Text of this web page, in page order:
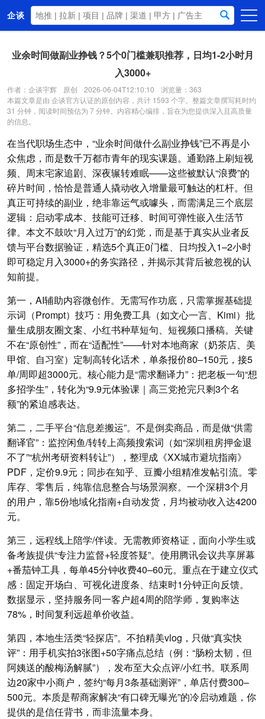
企谈
资讯动态
关于我们
业余时间做副业挣钱？5个0门槛兼职推荐，日均1-2小时月
入3000+
作者：企谈宇辉 原创 2026-06-04T12:10:10
浏览量：363
本篇文章是由 企谈官方认证的原创内容，共计 1593 个字。整篇文章撰写耗时约
31 分钟，阅读时间预估为 7 分钟。内容精心编排，旨在为您提供深入且高质量
的信息。
在当代职场生态中，“业余时间做什么副业挣钱”已不再是小
众焦虑，而是数千万都市青年的现实课题。通勤路上刷短视
频、周末宅家追剧、深夜辗转难眠——这些被默认“浪费”的
碎片时间，恰恰是普通人撬动收入增量最可触达的杠杆。但
真正可持续的副业，绝非靠运气或噱头，而需满足三个底层
逻辑：启动零成本、技能可迁移、时间可弹性嵌入生活节
律。本文不鼓吹“月入过万”的幻觉，而是基于真实从业者反
馈与平台数据验证，精选5个真正0门槛、日均投入1–2小时
即可稳定月入3000+的务实路径，并揭示其背后被忽视的认
知前提。
第一，AI辅助内容微创作。无需写作功底，只需掌握基础提
示词（Prompt）技巧：用免费工具（如文心一言、Kimi）批
量生成朋友圈文案、小红书种草短句、短视频口播稿。关键
不在“原创性”，而在“适配性”——针对本地商家（奶茶店、美
甲馆、自习室）定制高转化话术，单条报价80–150元，接5
单/周即超3000元。核心能力是“需求翻译力”：把老板一句“想
多招学生”，转化为“9.9元体验课｜高三党抢完只剩3个名
额”的紧迫感表达。
第二，二手平台“信息差搬运”。不是倒卖商品，而是做“供需
翻译官”：监控闲鱼/转转上高频搜索词（如“深圳租房押金退
不了”“杭州考研资料转让”），整理成《XX城市避坑指南》
PDF，定价9.9元；同步在知乎、豆瓣小组精准发帖引流。零
库存、零售后，纯靠信息整合与场景洞察。一个深耕3个月
的用户，靠5份地域化指南+自动发货，月均被动收入达4200
元。
第三，远程线上陪学/伴读。无需教师资格证，面向小学生或
备考族提供“专注力监督+轻度答疑”。使用腾讯会议共享屏幕
+番茄钟工具，每单45分钟收费40–60元。重点在于建立仪式
感：固定开场白、可视化进度条、结束时1分钟正向反馈。
数据显示，坚持服务同一客户超4周的陪学师，复购率达
78%，时间复利远超单价收益。
第四，本地生活类“轻探店”。不拍精美vlog，只做“真实快
评”：用手机实拍3张图+50字痛点总结（例：“肠粉太韧，但
阿姨送的酸梅汤解腻”），发布至大众点评/小红书。联系周
边20家中小商户，签约“每月3条基础测评”，单店付费300–
500元。本质是帮商家解决“有口碑无曝光”的冷启动难题，你
提供的是信任背书，而非流量本身。